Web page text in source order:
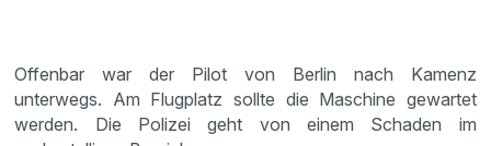
Offenbar war der Pilot von Berlin nach Kamenz
unterwegs. Am Flugplatz sollte die Maschine gewartet
werden. Die Polizei geht von einem Schaden im